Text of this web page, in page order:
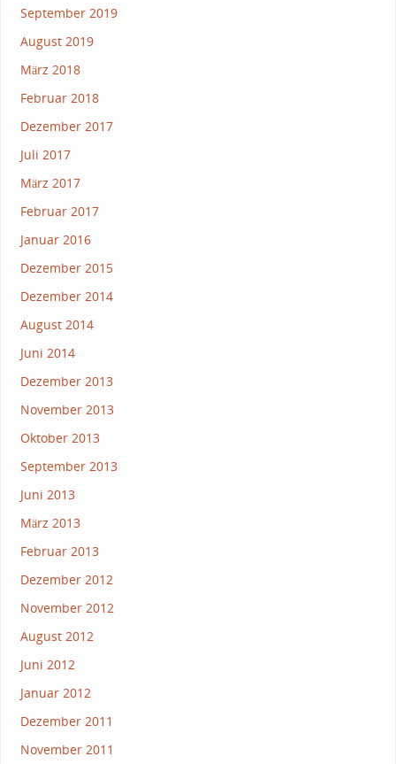
September 2019
August 2019
März 2018
Februar 2018
Dezember 2017
Juli 2017
März 2017
Februar 2017
Januar 2016
Dezember 2015
Dezember 2014
August 2014
Juni 2014
Dezember 2013
November 2013
Oktober 2013
September 2013
Juni 2013
März 2013
Februar 2013
Dezember 2012
November 2012
August 2012
Juni 2012
Januar 2012
Dezember 2011
November 2011